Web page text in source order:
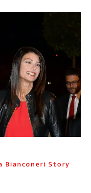
Bianconeri Story